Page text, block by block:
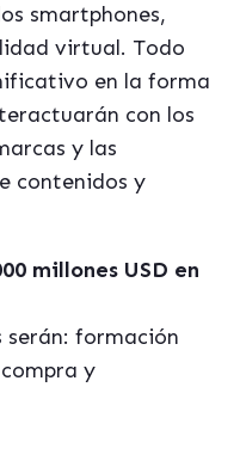
smartphones,
virtual. Todo
en la forma
con los
y las
contenidos y
millones USD en
serán: formación
y